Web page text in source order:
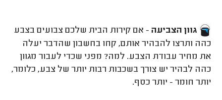
גוון הצביעה - אם קירות הבית שלכם צבועים בצבע
כהה ותרצו להבהיר אותם, קחו בחשבון שהדבר יעלה
את מחיר עבודת הצבע. למה? מפני שכדי לעבור מגוון
כהה לבהיר יש צורך בשכבות רבות יותר של צבע, כלומר,
יותר חומר - יותר כסף.